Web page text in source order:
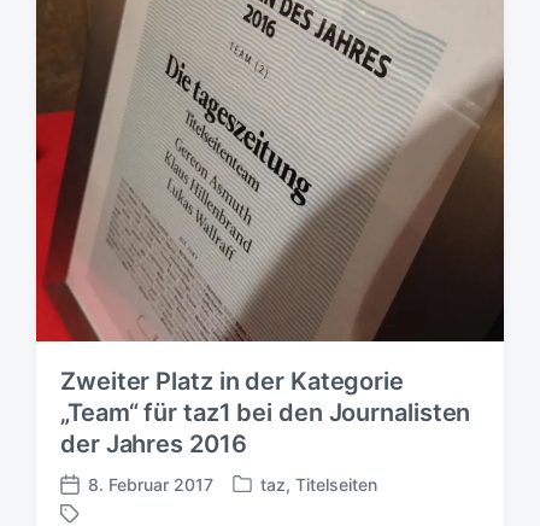
Zweiter Platz in der Kategorie
„Team“ für taz1 bei den Journalisten
der Jahres 2016
V
e
8. Februar 2017
V
taz, Titelseiten